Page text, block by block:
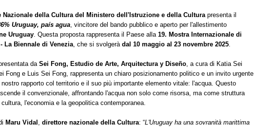
Nazionale della Cultura del Ministero dell'Istruzione e della Cultura presenta il
Uruguay, país agua , vincitore del bando pubblico e aperto per l'allestimento
Uruguay . Questa proposta rappresenta il Paese alla 19. Mostra Internazionale di
La Biennale di Venezia , che si svolgerà dal 10 maggio al 23 novembre 2025
da Sei Fong, Estudio de Arte, Arquitectura y Diseño , a cura di Katia Sei
Fong e Luis Sei Fong, rappresenta un chiaro posizionamento politico e un invito urgente
rapporto col territorio e il suo più importante elemento vitale: l'acqua. Questo
il convenzionale, affrontando l'acqua non solo come risorsa, ma come struttura
l'economia e la geopolitica contemporanea.
Maru Vidal direttore nazionale della Cultura: “L'Uruguay ha una sovranità marittima